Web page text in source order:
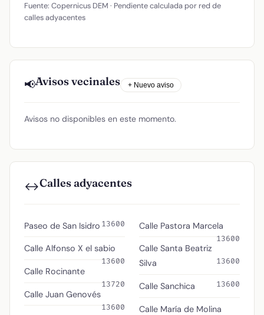
Fuente: Copernicus DEM · Pendiente calculada por red de
calles adyacentes
📢Avisos vecinales + Nuevo aviso
Avisos no disponibles en este momento.
↔️Calles adyacentes
Paseo de San Isidro 13600
Calle Alfonso X el sabio
13600
Calle Rocinante
13720
Calle Juan Genovés
13600
Calle Pastora Marcela
13600
Calle Santa Beatriz
Silva
13600
Calle Sanchica 13600
Calle María de Molina